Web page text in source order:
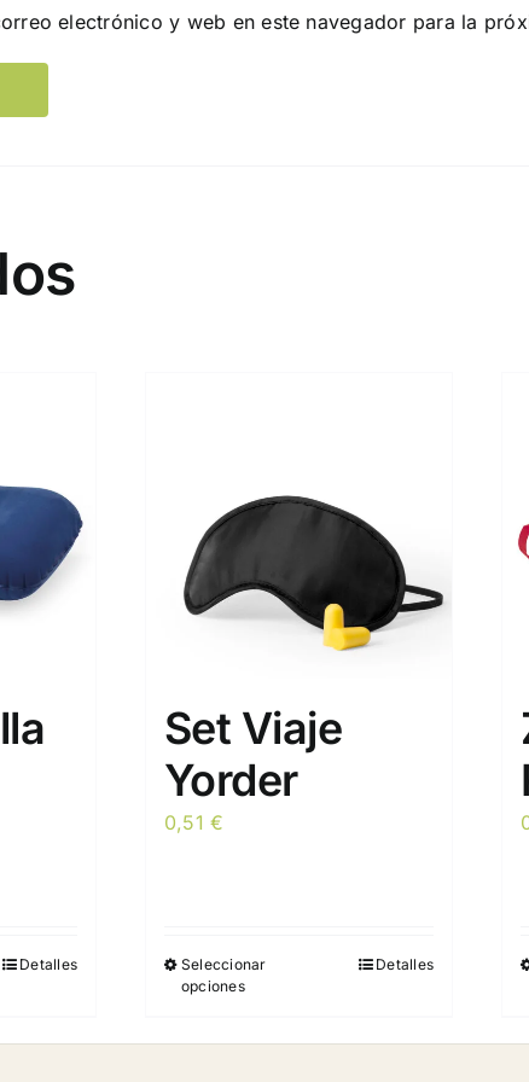
electrónico y web en este navegador para la
Detalles
Set Viaje
Yorder
0,51€
Seleccionar
opciones
Detalles